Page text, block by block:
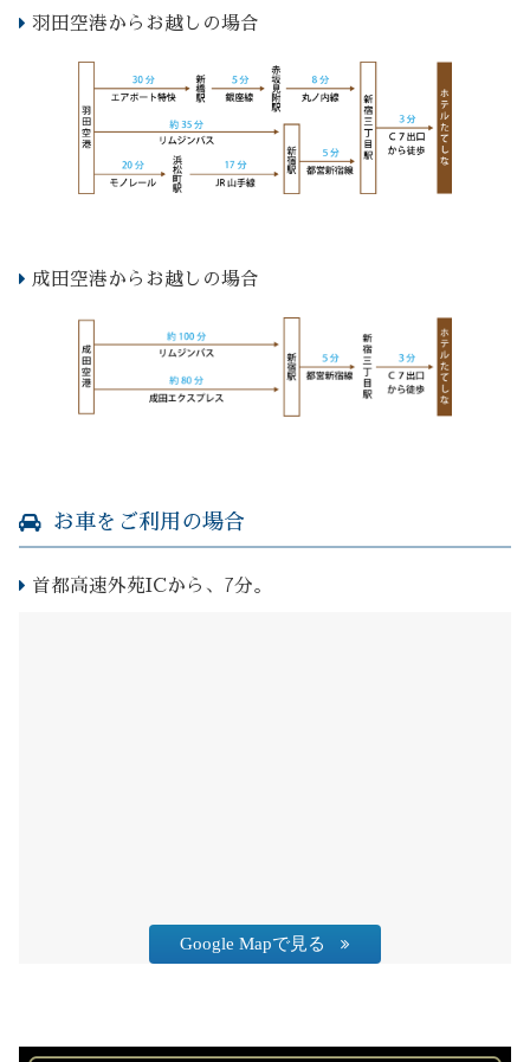
羽田空港からお越しの場合
成田空港からお越しの場合
お車をご利用の場合
首都高速外苑ICから、7分。
Google Mapで見る